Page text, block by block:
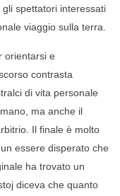
spettatori interessati
viaggio sulla terra.
orientarsi e
contrasta
di vita personale
ma anche il
Il finale è molto
essere disperato che
ha trovato un
diceva che quanto